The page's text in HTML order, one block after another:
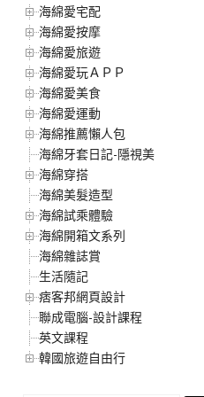
海綿愛宅配
海綿愛按摩
海綿愛旅遊
海綿愛玩ＡＰＰ
海綿愛美食
海綿愛運動
海綿推薦懶人包
海綿牙套日記-隱視美
海綿穿搭
海綿美髮造型
海綿試乘體驗
海綿開箱文系列
海綿雜誌賞
生活隨記
痞客邦網頁設計
聯成電腦-設計課程
英文課程
韓國旅遊自由行